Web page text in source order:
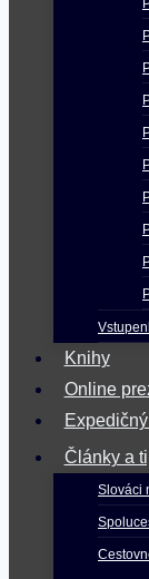
Knihy
Online
Články a
Slováci